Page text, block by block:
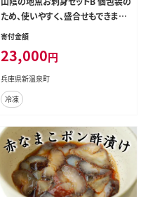
ため、使いやすく、盛合せもできます!
にぎり寿司、手巻き寿司などにも
寄付金額
23,000円
兵庫県新温泉町
冷凍